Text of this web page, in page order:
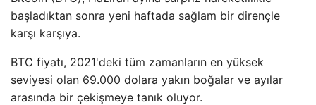
başladıktan sonra yeni haftada sağlam bir dirençle
karşı karşıya.
BTC fiyatı, 2021'deki tüm zamanların en yüksek
seviyesi olan 69.000 dolara yakın boğalar ve ayılar
arasında bir çekişmeye tanık oluyor.